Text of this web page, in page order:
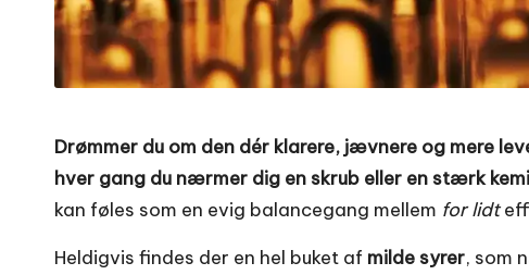
Drømmer du om den dér klarere, jævnere og mere
hver gang du nærmer dig en skrub eller en stærk
kan føles som en evig balancegang mellem for lidt
Heldigvis findes der en hel buket af milde syrer, som